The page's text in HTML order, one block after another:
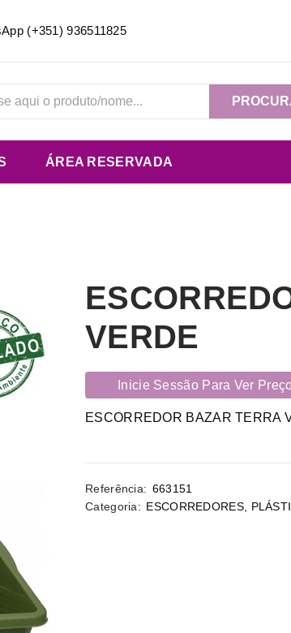
(+351) 936511825
ÁREA RESERVADA
VERDE
Inicie Sessão Para Ver
ESCORREDOR BAZAR TERRA
Referência: 663151
Categoria: ESCORREDORES,